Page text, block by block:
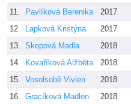
11.
Pavlíková Berenika 2017
12.
Lapková Kristýna 2017
13. Skopová Madla 2018
14.
Kovaříková Alžběta 2018
15. Vosolsobě Vivien 2018
16. Gracíková Madlen 2018